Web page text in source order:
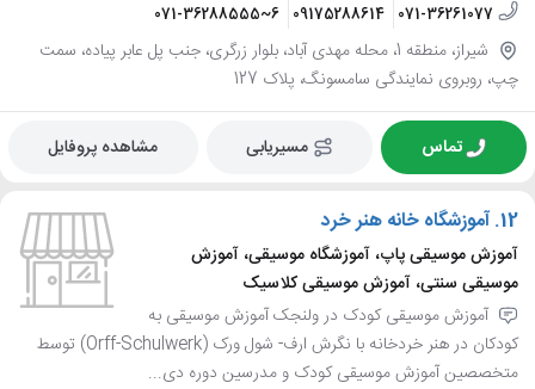
071-36261077
09175288614
071-36288555~6
شیراز، منطقه 1، محله مهدی آباد، بلوار زرگری، جنب پل عابر پیاده، سمت
چپ، روبروی نمایندگی سامسونگ، پلاک 127
تماس مسیریابی مشاهده پروفایل
12. آموزشگاه خانه هنر خرد
آموزش موسیقی پاپ، آموزشگاه موسیقی، آموزش
موسیقی سنتی، آموزش موسیقی کلاسیک
آموزش موسیقی کودک در ولنجک آموزش موسیقی به
کودکان در هنر خردخانه با نگرش ارف- شول ورک (Orff-Schulwerk) توسط
متخصصین آموزش موسیقی کودک و مدرسین دوره دی...